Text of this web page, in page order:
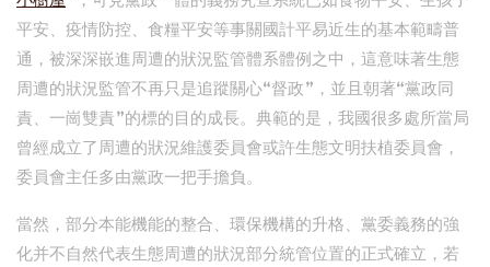
平安、疫情防控、食糧平安等事關國計平易近生的基本範疇普
通，被深深嵌進周遭的狀況監管體系體例之中，這意味著生態
周遭的狀況監管不再只是追蹤關心“督政”，並且朝著“黨政同
責、一崗雙責”的標的目的成長。典範的是，我國很多處所當局
曾經成立了周遭的狀況維護委員會或許生態文明扶植委員會，
委員會主任多由黨政一把手擔負。
當然，部分本能機能的整合、環保機構的升格、黨委義務的強
化并不自然代表生態周遭的狀況部分統管位置的正式確立，若